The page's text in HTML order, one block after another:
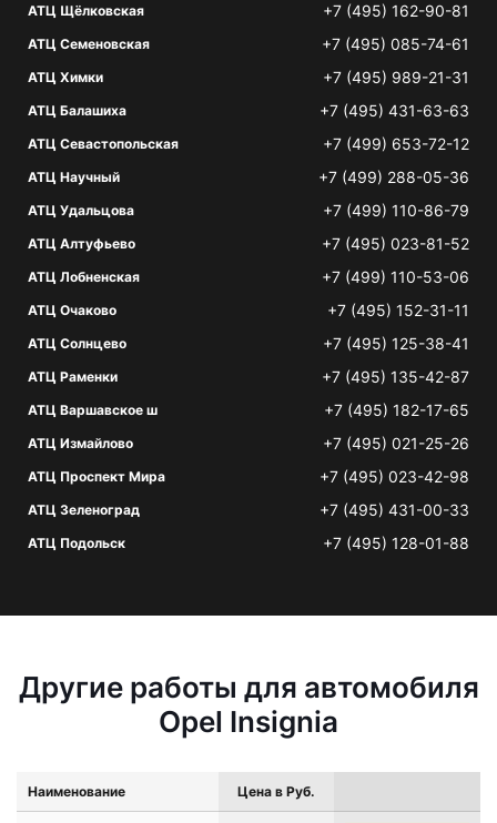
АТЦ Щёлковская +7 (495) 162-90-81
АТЦ Семеновская +7 (495) 085-74-61
АТЦ Химки +7 (495) 989-21-31
АТЦ Балашиха +7 (495) 431-63-63
АТЦ Севастопольская +7 (499) 653-72-12
АТЦ Научный +7 (499) 288-05-36
АТЦ Удальцова +7 (499) 110-86-79
АТЦ Алтуфьево +7 (495) 023-81-52
АТЦ Лобненская +7 (499) 110-53-06
АТЦ Очаково +7 (495) 152-31-11
АТЦ Солнцево +7 (495) 125-38-41
АТЦ Раменки +7 (495) 135-42-87
АТЦ Варшавское ш +7 (495) 182-17-65
АТЦ Измайлово +7 (495) 021-25-26
АТЦ Проспект Мира +7 (495) 023-42-98
АТЦ Зеленоград +7 (495) 431-00-33
АТЦ Подольск +7 (495) 128-01-88
Другие работы для автомобиля
Opel Insignia
Наименование Цена в Руб.